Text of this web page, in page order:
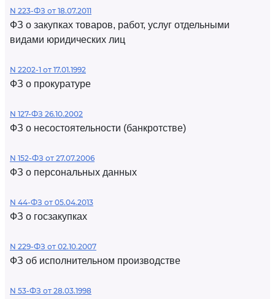
N 223-ФЗ от 18.07.2011
ФЗ о закупках товаров, работ, услуг отдельными
видами юридических лиц
N 2202-1 от 17.01.1992
ФЗ о прокуратуре
N 127-ФЗ 26.10.2002
ФЗ о несостоятельности (банкротстве)
N 152-ФЗ от 27.07.2006
ФЗ о персональных данных
N 44-ФЗ от 05.04.2013
ФЗ о госзакупках
N 229-ФЗ от 02.10.2007
ФЗ об исполнительном производстве
N 53-ФЗ от 28.03.1998